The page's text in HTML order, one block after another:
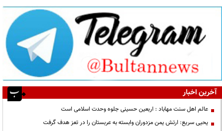
آخرین اخبار
عالم اهل سنت مهاباد : اربعین حسینی جلوه وحدت اسلامی است
یحیی سریع: ارتش یمن مزدوران وابسته به عربستان را در تعز هدف گرفت